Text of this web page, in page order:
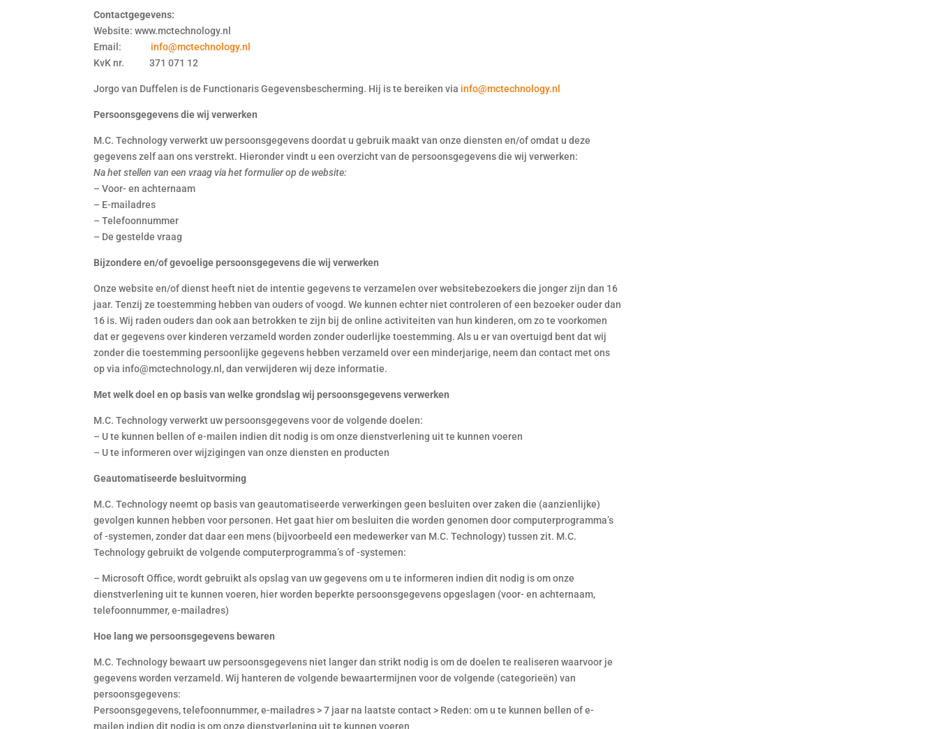
Contactgegevens:
Website: www.mctechnology.nl
Email: info@mctechnology.nl
KvK nr. 371 071 12
Jorgo van Duffelen is de Functionaris Gegevensbescherming. Hij is te bereiken via info@mctechnology.nl
Persoonsgegevens die wij verwerken
M.C. Technology verwerkt uw persoonsgegevens doordat u gebruik maakt van onze diensten en/of omdat u deze
gegevens zelf aan ons verstrekt. Hieronder vindt u een overzicht van de persoonsgegevens die wij verwerken:
Na het stellen van een vraag via het formulier op de website:
– Voor- en achternaam
– E-mailadres
– Telefoonnummer
– De gestelde vraag
Bijzondere en/of gevoelige persoonsgegevens die wij verwerken
Onze website en/of dienst heeft niet de intentie gegevens te verzamelen over websitebezoekers die jonger zijn dan 16
jaar. Tenzij ze toestemming hebben van ouders of voogd. We kunnen echter niet controleren of een bezoeker ouder dan
16 is. Wij raden ouders dan ook aan betrokken te zijn bij de online activiteiten van hun kinderen, om zo te voorkomen
dat er gegevens over kinderen verzameld worden zonder ouderlijke toestemming. Als u er van overtuigd bent dat wij
zonder die toestemming persoonlijke gegevens hebben verzameld over een minderjarige, neem dan contact met ons
op via info@mctechnology.nl, dan verwijderen wij deze informatie.
Met welk doel en op basis van welke grondslag wij persoonsgegevens verwerken
M.C. Technology verwerkt uw persoonsgegevens voor de volgende doelen:
– U te kunnen bellen of e-mailen indien dit nodig is om onze dienstverlening uit te kunnen voeren
– U te informeren over wijzigingen van onze diensten en producten
Geautomatiseerde besluitvorming
M.C. Technology neemt op basis van geautomatiseerde verwerkingen geen besluiten over zaken die (aanzienlijke)
gevolgen kunnen hebben voor personen. Het gaat hier om besluiten die worden genomen door computerprogramma’s
of -systemen, zonder dat daar een mens (bijvoorbeeld een medewerker van M.C. Technology) tussen zit. M.C.
Technology gebruikt de volgende computerprogramma’s of -systemen:
– Microsoft Office, wordt gebruikt als opslag van uw gegevens om u te informeren indien dit nodig is om onze
dienstverlening uit te kunnen voeren, hier worden beperkte persoonsgegevens opgeslagen (voor- en achternaam,
telefoonnummer, e-mailadres)
Hoe lang we persoonsgegevens bewaren
M.C. Technology bewaart uw persoonsgegevens niet langer dan strikt nodig is om de doelen te realiseren waarvoor je
gegevens worden verzameld. Wij hanteren de volgende bewaartermijnen voor de volgende (categorieën) van
persoonsgegevens:
Persoonsgegevens, telefoonnummer, e-mailadres > 7 jaar na laatste contact > Reden: om u te kunnen bellen of e-
mailen indien dit nodig is om onze dienstverlening uit te kunnen voeren